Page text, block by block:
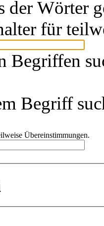
der Wörter
für
Begriffen
Begriff
Übereinstimmungen.